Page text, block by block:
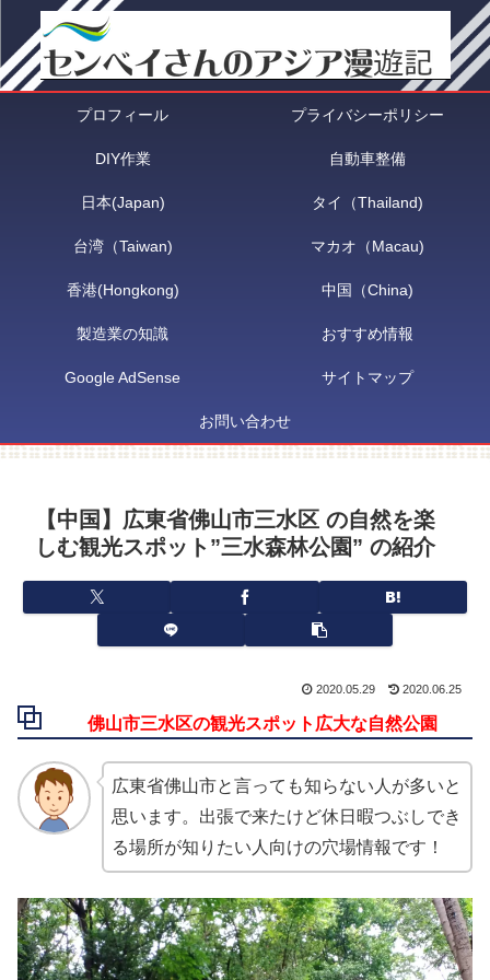
プロフィール プライバシーポリシー
DIY作業 自動車整備
日本(Japan) タイ（Thailand)
台湾（Taiwan) マカオ（Macau)
香港(Hongkong) 中国（China)
製造業の知識 おすすめ情報
Google AdSense サイトマップ
お問い合わせ
【中国】広東省佛山市三水区 の自然を楽
しむ観光スポット”三水森林公園” の紹介
2020.05.29 2020.06.25
佛山市三水区の観光スポット広大な自然公園
広東省佛山市と言っても知らない人が多いと
思います。出張で来たけど休日暇つぶしでき
る場所が知りたい人向けの穴場情報です！